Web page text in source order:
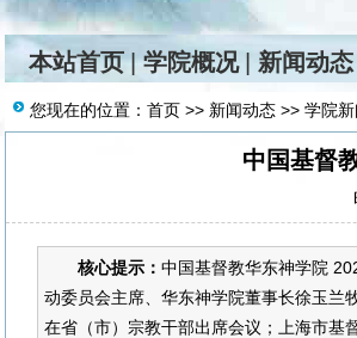
本站首页 |学院概况 新闻动态
您现在的位置： 首页 >> 新闻动态 >> 学院新
中国基督
核心提示： 中国基督教华东神学院
动委员会主席、华东神学院董事长徐玉兰
在省（市）宗教干部出席会议；上海市基